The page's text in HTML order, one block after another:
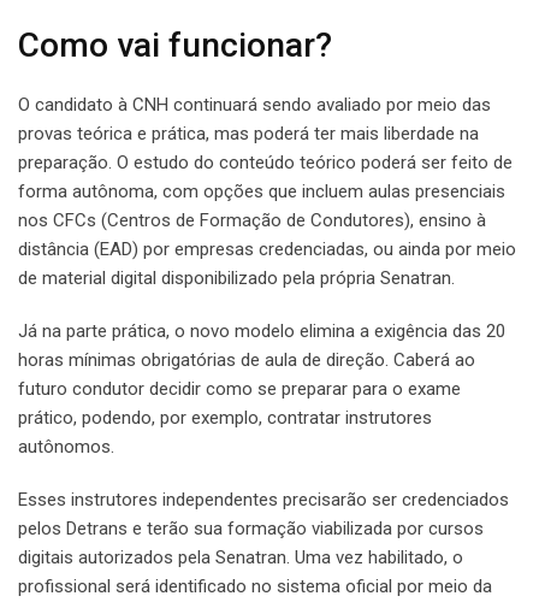
Como vai funcionar?
O candidato à CNH continuará sendo avaliado por meio das
provas teórica e prática, mas poderá ter mais liberdade na
preparação. O estudo do conteúdo teórico poderá ser feito de
forma autônoma, com opções que incluem aulas presenciais
nos CFCs (Centros de Formação de Condutores), ensino à
distância (EAD) por empresas credenciadas, ou ainda por meio
de material digital disponibilizado pela própria Senatran.
Já na parte prática, o novo modelo elimina a exigência das 20
horas mínimas obrigatórias de aula de direção. Caberá ao
futuro condutor decidir como se preparar para o exame
prático, podendo, por exemplo, contratar instrutores
autônomos.
Esses instrutores independentes precisarão ser credenciados
pelos Detrans e terão sua formação viabilizada por cursos
digitais autorizados pela Senatran. Uma vez habilitado, o
profissional será identificado no sistema oficial por meio da